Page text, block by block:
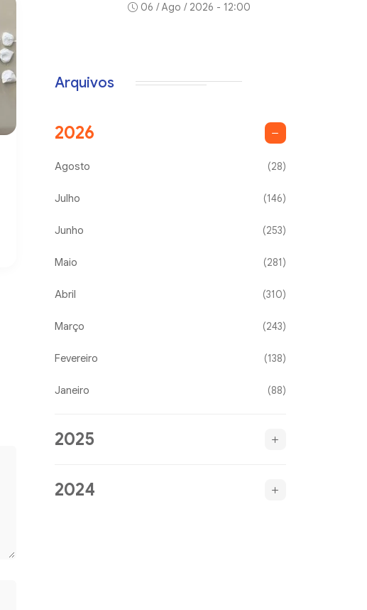
06 / Ago / 2026 - 12:00
Arquivos
2026
Agosto (28)
Julho (146)
Junho (253)
Maio (281)
Abril (310)
Março (243)
Fevereiro (138)
Janeiro (88)
2025
2024